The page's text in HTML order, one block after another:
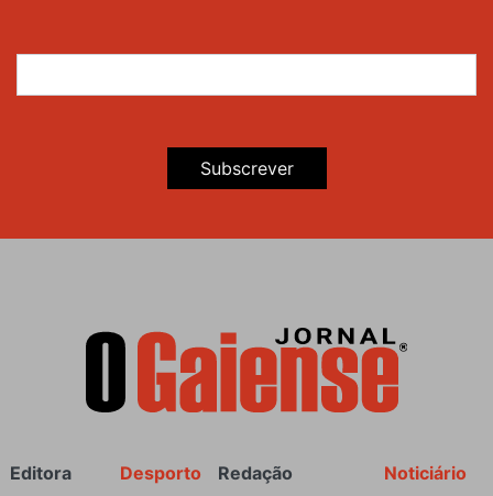
Subscrever
Rodapé Noticiário
Redação
Desporto
Editora